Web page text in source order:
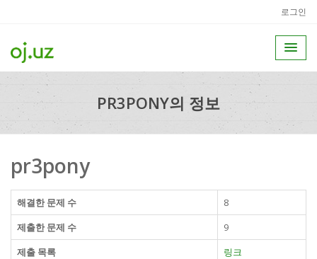
로그인
PR3PONY의 정보
pr3pony
해결한 문제 수
8
제출한 문제 수
9
제출 목록
링크